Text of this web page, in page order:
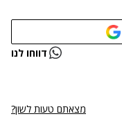
דווחו לנו
מצאתם טעות לשון?